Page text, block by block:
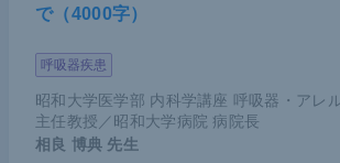
で（4000字）
呼吸器疾患
昭和大学医学部 内科学講座 呼吸器・アレ
主任教授／昭和大学病院 病院長
相良 博典 先生